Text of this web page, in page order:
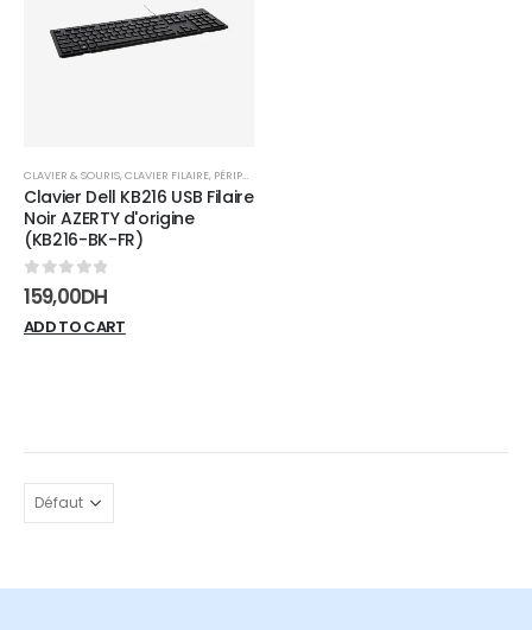
wishlist
CLAVIER & SOURIS,CLAVIER FILAIRE, PÉRIPHÉRIQUES
Clavier Dell KB216 USB Filaire
Noir AZERTY d'origine
(KB216-BK-FR)
0sur 5
159,00DH
ADD TO CART